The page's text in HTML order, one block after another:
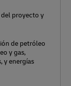
proyecto y
de petróleo
y gas,
y energías